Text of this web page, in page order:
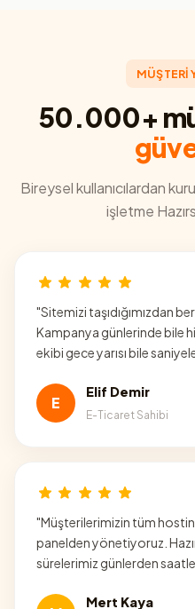
MÜŞTERİ
50.000+
Bireysel kullanıcılardan
işletme
"Sitemizi taşıdığımızdan
Kampanya günlerinde bile
ekibi gece yarısı bile
E
Elif Demir
E-Ticaret Sahibi
"Müşterilerimizin tüm
panelden yönetiyoruz.
sürelerimiz günlerden
Mert Kaya